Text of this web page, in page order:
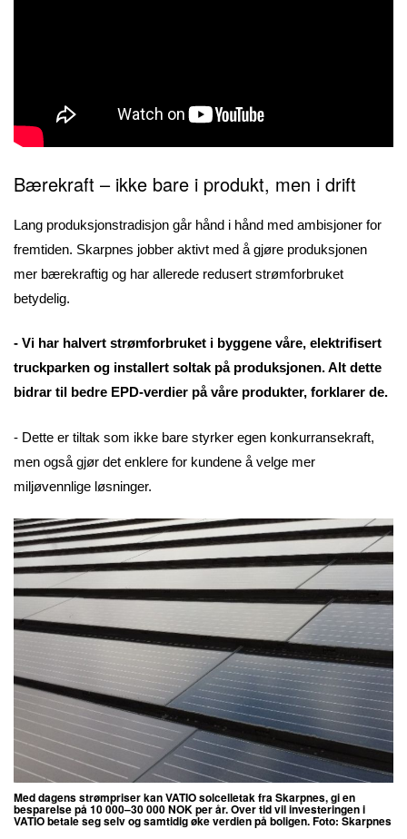
Bærekraft – ikke bare i produkt, men i drift
Lang produksjonstradisjon går hånd i hånd med ambisjoner for
fremtiden. Skarpnes jobber aktivt med å gjøre produksjonen
mer bærekraftig og har allerede redusert strømforbruket
betydelig.
- Vi har halvert strømforbruket i byggene våre, elektrifisert
truckparken og installert soltak på produksjonen. Alt dette
bidrar til bedre EPD-verdier på våre produkter, forklarer de.
- Dette er tiltak som ikke bare styrker egen konkurransekraft,
men også gjør det enklere for kundene å velge mer
miljøvennlige løsninger.
Med dagens strømpriser kan VATIO solcelletak fra Skarpnes, gi en
besparelse på 10 000–30 000 NOK per år. Over tid vil investeringen i
VATIO betale seg selv og samtidig øke verdien på boligen. Foto: Skarpnes